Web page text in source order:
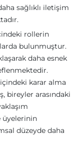
sağlıklı iletişim
rollerin
bulunmuştur.
daha esnek
karar alma
bireyler arasındaki
üyelerinin
düzeyde daha